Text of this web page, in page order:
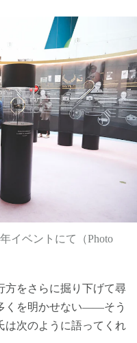
イベントにて（Photo
をさらに掘り下げて尋
くを明かせない――そう
は次のように語ってくれ